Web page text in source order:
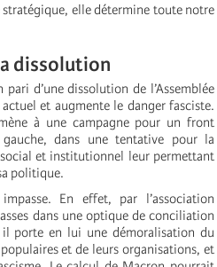
elle détermine toute notre
dissolution
d’une dissolution de l’Assemblée
et augmente le danger fasciste.
à une campagne pour un front
dans une tentative pour la
et institutionnel leur permettant
politique.
En effet, par l’association
dans une optique de conciliation
porte en lui une démoralisation du
et de leurs organisations, et